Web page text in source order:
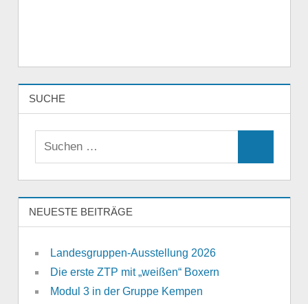
SUCHE
NEUESTE BEITRÄGE
Landesgruppen-Ausstellung 2026
Die erste ZTP mit „weißen“ Boxern
Modul 3 in der Gruppe Kempen